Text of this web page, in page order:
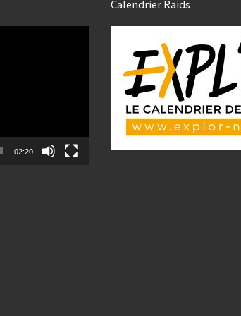
02:20
Calendrier Raids